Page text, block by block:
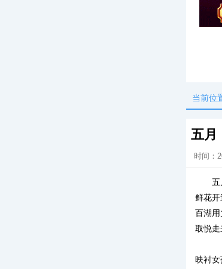
当前位
五月
时间：
五
鲜花
百湖
取悦
映衬女